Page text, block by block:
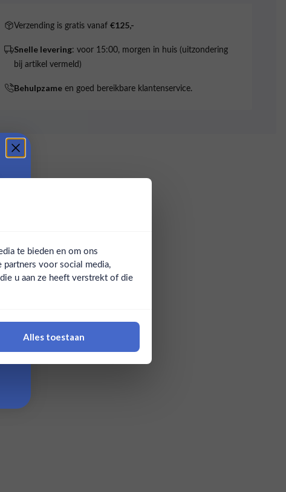
Verzending is gratis vanaf€125,-
Snelle levering: voor 15:00, morgen in huis (uitzondering
bij artikel vermeld)
Behulpzame en goed bereikbare klantenservice.
te bieden en om ons
voor social media,
u aan ze heeft verstrekt of die
Alles toestaan